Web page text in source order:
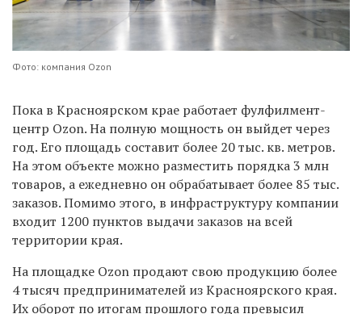
Фото: компания Ozon
Пока в Красноярском крае работает фулфилмент-
центр Ozon. На полную мощность он выйдет через
год. Его площадь составит более 20 тыс. кв. метров.
На этом объекте можно разместить порядка 3 млн
товаров, а ежедневно он обрабатывает более 85 тыс.
заказов. Помимо этого, в инфраструктуру компании
входит 1200 пунктов выдачи заказов на всей
территории края.
На площадке Ozon продают свою продукцию более
4 тысяч предпринимателей из Красноярского края.
Их оборот по итогам прошлого года превысил